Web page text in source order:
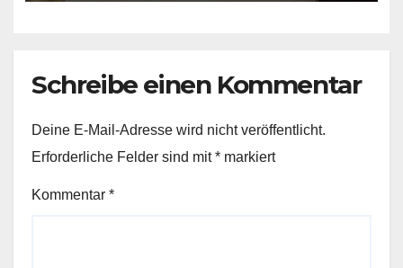
Schreibe einen Kommentar
Deine E-Mail-Adresse wird nicht veröffentlicht.
Erforderliche Felder sind mit* markiert
Kommentar *